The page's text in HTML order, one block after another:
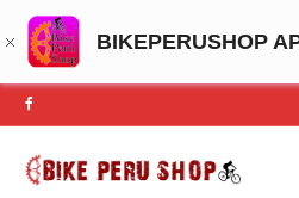
BIKEPERUSHOP
Saltar
al
contenido